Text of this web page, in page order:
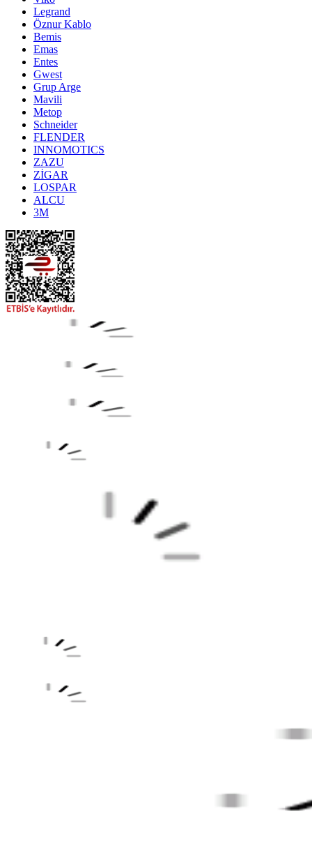
Legrand
Öznur Kablo
Bemis
Emas
Entes
Gwest
Grup Arge
Mavili
Metop
Schneider
FLENDER
INNOMOTICS
ZAZU
ZİGAR
LOSPAR
ALCU
3M